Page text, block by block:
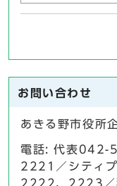
お問い合わせ
あきる野市役所
電話: 代表
2221／シティ
2222、2223／